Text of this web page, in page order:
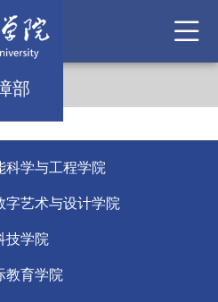
部
科学与工程学院
字艺术与设计学院
技学院
教育学院